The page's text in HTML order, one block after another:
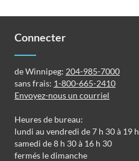
Connecter
de Winnipeg: 204-985-7000
sans frais: 1-800-665-2410
Envoyez-nous un courriel
Heures de bureau:
lundi au vendredi de 7 h 30 à 19 h
samedi de 8 h 30 à 16 h 30
fermés le dimanche